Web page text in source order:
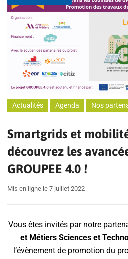
Actualités Agenda Nos
Smartgrids et
découvrez les
GROUPEE 4.0 !
Mis en ligne le 7 juillet 2022
Vous êtes invités par notre
et Métiers Sciences et
l’évènement de promotion du